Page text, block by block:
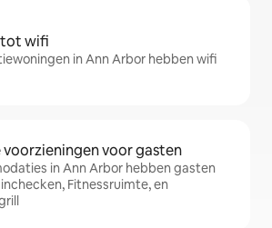
wifi
in Ann Arbor hebben wifi
voorzieningen voor gasten
in Ann Arbor hebben gasten
Fitnessruimte, en